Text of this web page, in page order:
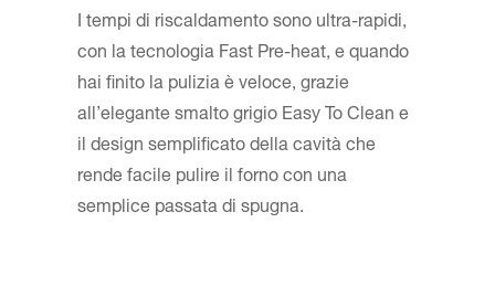
I tempi di riscaldamento sono ultra-rapidi,
con la tecnologia Fast Pre-heat, e quando
hai finito la pulizia è veloce, grazie
all’elegante smalto grigio Easy To Clean e
il design semplificato della cavità che
rende facile pulire il forno con una
semplice passata di spugna.